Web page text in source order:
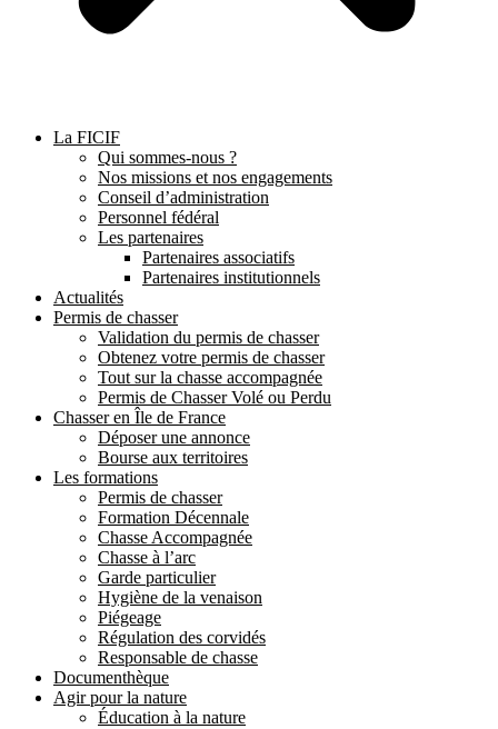
La FICIF
Qui sommes-nous ?
Nos missions et nos engagements
Conseil d’administration
Personnel fédéral
Les partenaires
Partenaires associatifs
Partenaires institutionnels
Actualités
Permis de chasser
Validation du permis de chasser
Obtenez votre permis de chasser
Tout sur la chasse accompagnée
Permis de Chasser Volé ou Perdu
Chasser en Île de France
Déposer une annonce
Bourse aux territoires
Les formations
Permis de chasser
Formation Décennale
Chasse Accompagnée
Chasse à l’arc
Garde particulier
Hygiène de la venaison
Piégeage
Régulation des corvidés
Responsable de chasse
Documenthèque
Agir pour la nature
Éducation à la nature